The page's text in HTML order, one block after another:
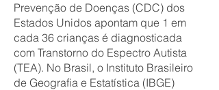
Prevenção de Doenças (CDC) dos
Estados Unidos apontam que 1 em
cada 36 crianças é diagnosticada
com Transtorno do Espectro Autista
(TEA). No Brasil, o Instituto Brasileiro
de Geografia e Estatística (IBGE)